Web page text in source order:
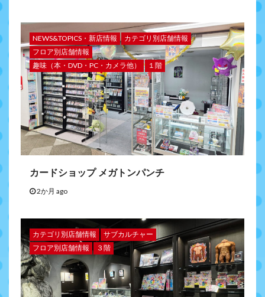
NEWS&TOPICS・新店情報
カテゴリ別店舗情報
フロア別店舗情報
趣味（本・DVD・PC・カメラ他）
１階
カードショップ メガトンパンチ
2か月 ago
カテゴリ別店舗情報
サブカルチャー
フロア別店舗情報
３階